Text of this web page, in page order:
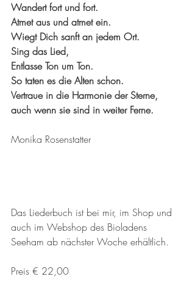
Wandert fort und fort.
Atmet aus und atmet ein.
Wiegt Dich sanft an jedem Ort.
Sing das Lied,
Entlasse Ton um Ton.
So taten es die Alten schon.
Vertraue in die Harmonie der Sterne,
auch wenn sie sind in weiter Ferne.
Monika Rosenstatter
Das Liederbuch ist bei mir, im Shop und
auch im Webshop des Bioladens
Seeham ab nächster Woche erhältlich.
Preis € 22,00